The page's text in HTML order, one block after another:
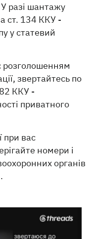
разі шантажу
ст. 134 ККУ -
у статевий
звертайтесь по
ККУ -
приватного
при вас
номери і
органів